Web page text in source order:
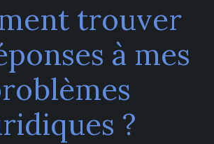
trouver
à mes
?